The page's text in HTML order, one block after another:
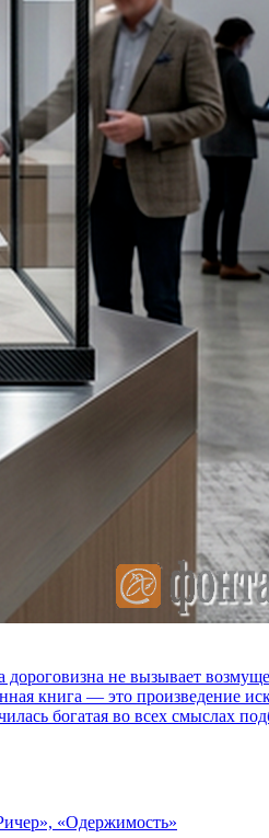
не вызывает
книга — это произведение
богатая во всех смыслах
«Одержимость»